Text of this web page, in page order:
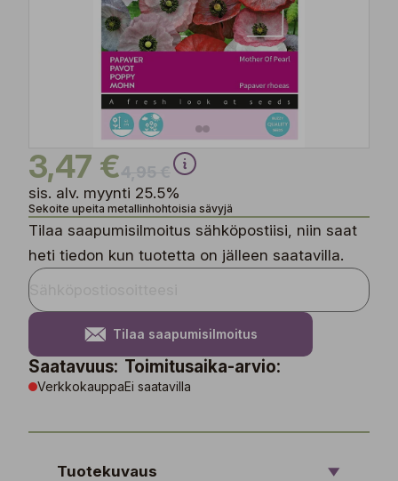
3,47 €
sis. alv. myynti 25.5%
Sekoite upeita metallinhohtoisia sävyjä
Tilaa saapumisilmoitus sähköpostiisi, niin saat
heti tiedon kun tuotetta on jälleen saatavilla.
Tilaa saapumisilmoitus
Saatavuus:
Verkkokauppa
Toimitusaika-arvio:
Ei saatavilla
Tuotekuvaus